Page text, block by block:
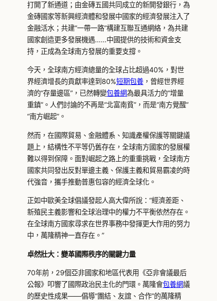
打開了新通道；由金磚五國共同成立的新開發銀行，為
金磚國家等新興經濟體和發展中國家的經濟發展注入了
金融活水；共建“一帶一路”構建互聯互通網絡，為共建
國家創造更多發展機遇……中國提供的技術和資金支
持，正成為全球南方發展的重要支撐。
今天，全球南方經濟總量的全球占比超過40%，對世
界經濟增長的貢獻率達到80%短期包養 ，曾經世界經
濟的“存量邊區”，已然轉變包養網為最具活力的“增量
重鎮”。人們討論的不再是“北富南貧”，而是“南方覺醒”
“南方崛起”。
然而，在國際貿易、金融體系、知識產權保護等關鍵議
題上，結構性不平等仍舊存在，全球南方國家的發展權
難以得到保障。面對崛起之路上的重重挑戰，全球南方
國家共同發出反對單邊主義、保護主義和貿易霸凌的時
代強音，攜手推動普惠包容的經濟全球化。
正如中歐美全球倡議發起人高大偉所說：“經濟差距、
新殖民主義影響和全球治理中的權力不平衡依然存在。
在全球南方國家尋求在世界事務中發揮更大作用的努力
中，萬隆精神一直存在。”
卓然壯大：變革國際秩序的關鍵力量
70年前，29個亞非國家和地區代表用《亞非會議最后
公報》叩響了國際政治民主化的門環。萬隆會包養網議
的歷史性成果——倡導“團結、友誼、合作”的萬隆精